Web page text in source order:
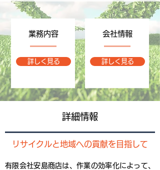
​業務内容
詳しく見る
​会社情報
詳しく見る
​詳細情報
リサイクルと地域への貢献を目指して
有限会社安島商店は、作業の効率化によって、